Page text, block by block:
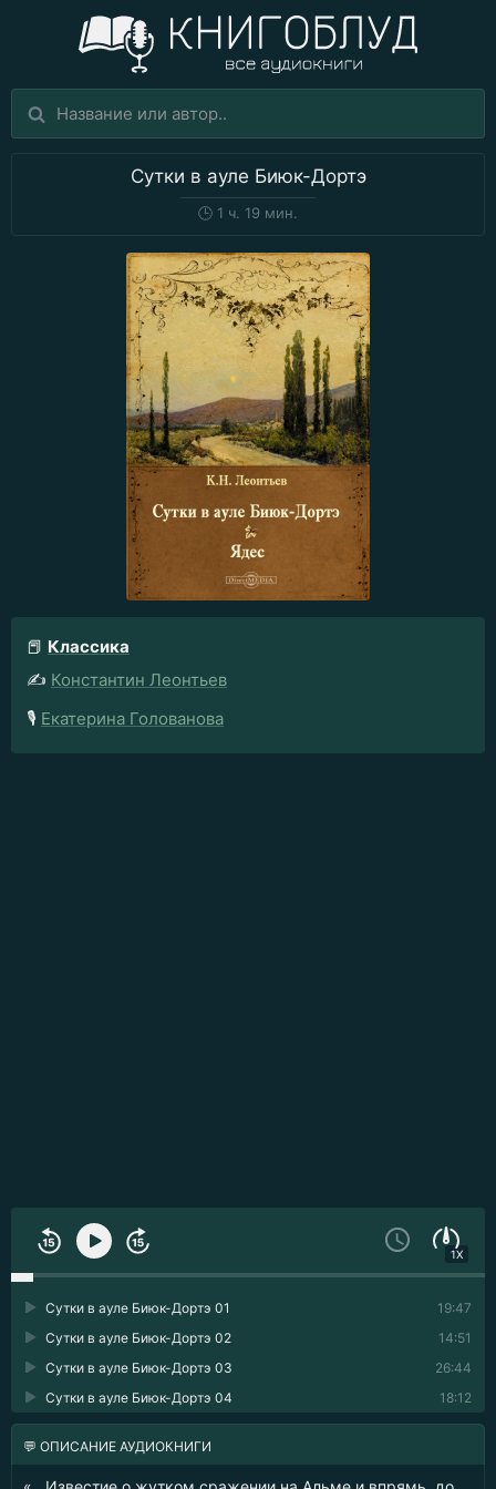
Сутки в ауле Биюк-Дортэ
🕒 1 ч. 19 мин.
📕 Классика
✍️ Константин Леонтьев
🎙️ Екатерина Голованова
1X
19:47
Сутки в ауле Биюк-Дортэ 01
14:51
Сутки в ауле Биюк-Дортэ 02
26:44
Сутки в ауле Биюк-Дортэ 03
18:12
Сутки в ауле Биюк-Дортэ 04
💬 ОПИСАНИЕ АУДИОКНИГИ